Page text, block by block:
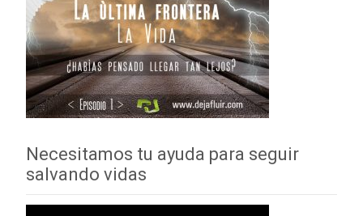
Necesitamos tu ayuda para seguir
salvando vidas